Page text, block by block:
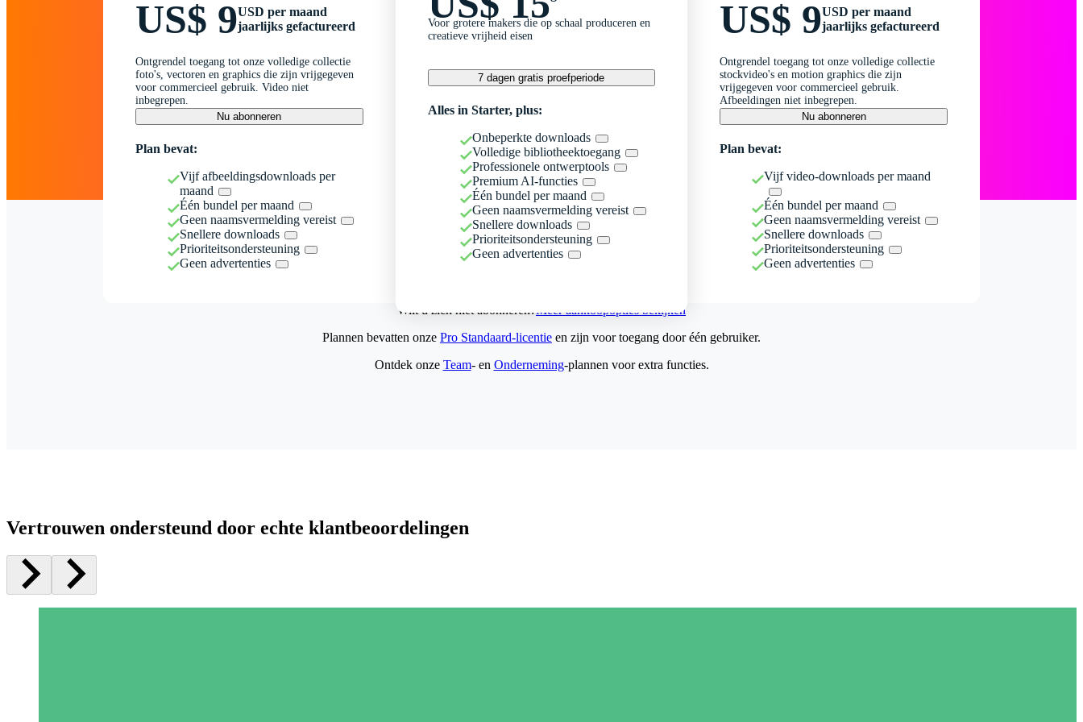
US$ 9USD per maand
jaarlijks gefactureerd
Ontgrendel toegang tot onze volledige collectie
foto's, vectoren en graphics die zijn vrijgegeven
voor commercieel gebruik. Video niet
inbegrepen.
Nu abonneren
Plan bevat:
Vijf afbeeldingsdownloads per
maand
Één bundel per maand
Geen naamsvermelding vereist
Snellere downloads
Prioriteitsondersteuning
Geen advertenties
Voor grotere makers die op schaal produceren en
creatieve vrijheid eisen
7 dagen gratis proefperiode
Alles in Starter, plus:
Onbeperkte downloads
Volledige bibliotheektoegang
Professionele ontwerptools
Premium AI-functies
Één bundel per maand
Geen naamsvermelding vereist
Snellere downloads
Prioriteitsondersteuning
Geen advertenties
US$ 9USD per maand
jaarlijks gefactureerd
Ontgrendel toegang tot onze volledige collectie
stockvideo's en motion graphics die zijn
vrijgegeven voor commercieel gebruik.
Afbeeldingen niet inbegrepen.
Nu abonneren
Plan bevat:
Vijf video-downloads per maand
Één bundel per maand
Geen naamsvermelding vereist
Snellere downloads
Prioriteitsondersteuning
Geen advertenties
Wilt u zich niet abonneren?Meer aankoopopties bekijken
Plannen bevatten onze Pro Standaard-licentie en zijn voor toegang door één gebruiker.
Ontdek onze Team- en Onderneming-plannen voor extra functies.
Vertrouwen ondersteund door echte klantbeoordelingen